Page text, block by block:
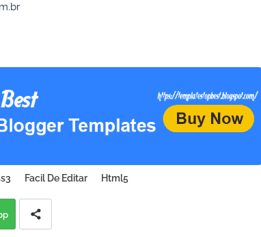
Facil De Editar Html5